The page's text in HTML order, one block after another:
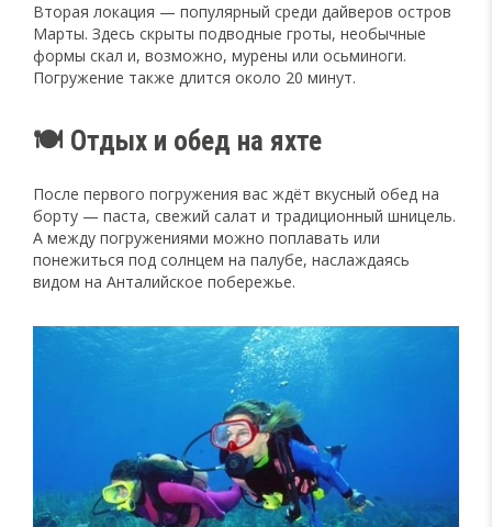
Вторая локация — популярный среди дайверов остров
Марты. Здесь скрыты подводные гроты, необычные
формы скал и, возможно, мурены или осьминоги.
Погружение также длится около 20 минут.
🍽️ Отдых и обед на яхте
После первого погружения вас ждёт вкусный обед на
борту — паста, свежий салат и традиционный шницель.
А между погружениями можно поплавать или
понежиться под солнцем на палубе, наслаждаясь
видом на Анталийское побережье.